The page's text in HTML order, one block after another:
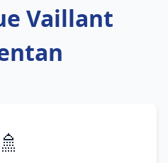
Vaillant
🚿